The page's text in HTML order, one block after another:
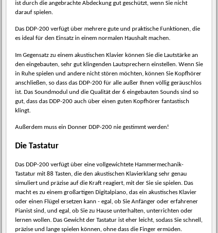
ist durch die angebrachte Abdeckung gut geschützt, wenn Sie nicht
darauf spielen.
Das DDP-200 verfügt über mehrere gute und praktische Funktionen, die
es ideal für den Einsatz in einem normalen Haushalt machen.
Im Gegensatz zu einem akustischen Klavier können Sie die Lautstärke an
den eingebauten, sehr gut klingenden Lautsprechern einstellen. Wenn Sie
in Ruhe spielen und andere nicht stören möchten, können Sie Kopfhörer
anschließen, so dass das DDP-200 für alle außer Ihnen völlig geräuschlos
ist. Das Soundmodul und die Qualität der 6 eingebauten Sounds sind so
gut, dass das DDP-200 auch über einen guten Kopfhörer fantastisch
klingt.
Außerdem muss ein Donner DDP-200 nie gestimmt werden!
Die Tastatur
Das DDP-200 verfügt über eine vollgewichtete Hammermechanik-
Tastatur mit 88 Tasten, die den akustischen Klavierklang sehr genau
simuliert und präzise auf die Kraft reagiert, mit der Sie sie spielen. Das
macht es zu einem großartigen Digitalpiano, das ein akustisches Klavier
oder einen Flügel ersetzen kann - egal, ob Sie Anfänger oder erfahrener
Pianist sind, und egal, ob Sie zu Hause unterhalten, unterrichten oder
lernen wollen. Das Gewicht der Tastatur ist eher leicht, sodass Sie schnell,
präzise und lange spielen können, ohne dass die Finger ermüden.